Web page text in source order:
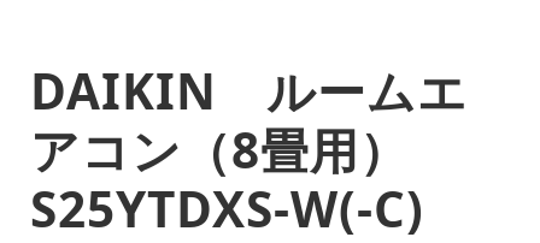
DAIKIN ルームエ
アコン（8畳用）
S25YTDXS-W(-C)